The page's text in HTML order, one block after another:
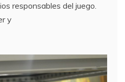
responsables del juego.
y